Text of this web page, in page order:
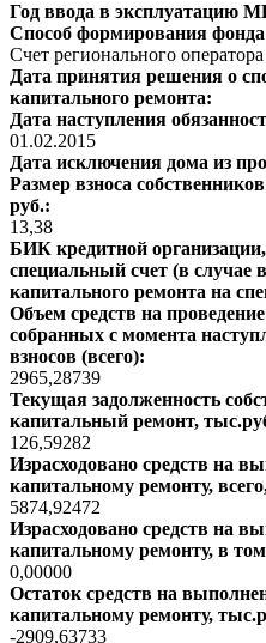
Год ввода в эксплуатацию
Способ формирования
Счет регионального оператора
Дата принятия решения о
капитального ремонта:
Дата наступления
01.02.2015
Дата исключения дома из
Размер взноса
руб.:
13,38
БИК кредитной
специальный счет (в
капитального ремонта на
Объем средств на
собранных с момента
взносов (всего):
2965,28739
Текущая задолженность
капитальный ремонт,
126,59282
Израсходовано средств на
капитальному ремонту,
5874,92472
Израсходовано средств на
капитальному ремонту, в
0,00000
Остаток средств на
капитальному ремонту,
-2909,63733